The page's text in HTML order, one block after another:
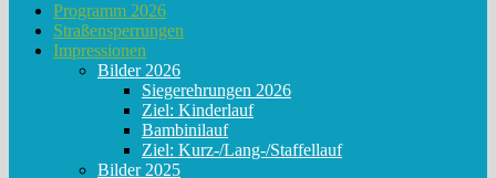
Programm 2026
Straßensperrungen
Impressionen
Bilder 2026
Siegerehrungen 2026
Ziel: Kinderlauf
Bambinilauf
Ziel: Kurz-/Lang-/Staffellauf
Bilder 2025